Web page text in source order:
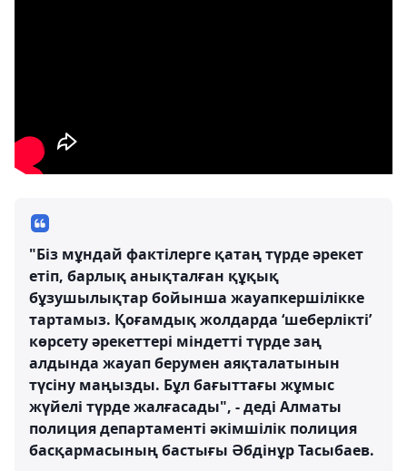
"Біз мұндай фактілерге қатаң түрде әрекет
етіп, барлық анықталған құқық
бұзушылықтар бойынша жауапкершілікке
тартамыз. Қоғамдық жолдарда ‘шеберлікті’
көрсету әрекеттері міндетті түрде заң
алдында жауап берумен аяқталатынын
түсіну маңызды. Бұл бағыттағы жұмыс
жүйелі түрде жалғасады", - деді Алматы
полиция департаменті әкімшілік полиция
басқармасының бастығы Әбдінұр Тасыбаев.